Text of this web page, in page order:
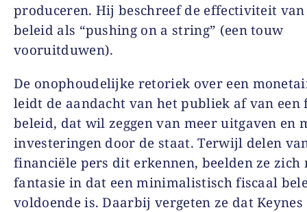
produceren. Hij beschreef de effectiviteit van
beleid als “pushing on a string” (een touw
vooruitduwen).
De onophoudelijke retoriek over een
leidt de aandacht van het publiek af van een
beleid, dat wil zeggen van meer uitgaven en
investeringen door de staat. Terwijl delen
financiële pers dit erkennen, beelden ze zich
fantasie in dat een minimalistisch fiscaal
voldoende is. Daarbij vergeten ze dat Keynes